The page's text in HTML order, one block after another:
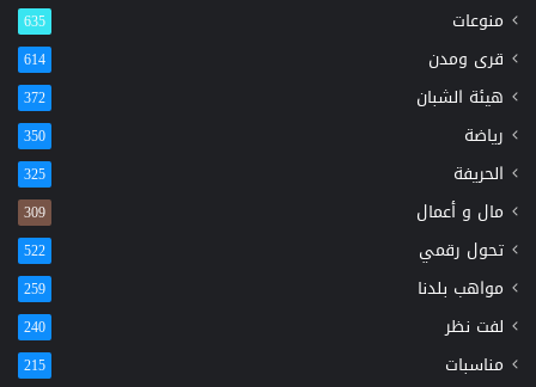
منوعات 635
قرى ومدن 614
هيئة الشبان 372
رياضة 350
الحريفة 325
مال و أعمال 309
تحول رقمي 522
مواهب بلدنا 259
لفت نظر 240
مناسبات 215